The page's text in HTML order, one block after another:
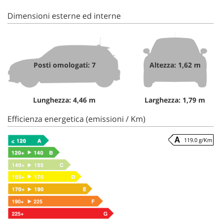
Dimensioni esterne ed interne
Posti omologati: 7
Lunghezza: 4,46 m
Altezza: 1,62 m
Larghezza: 1,79 m
Efficienza energetica (emissioni / Km)
119.0 g/Km